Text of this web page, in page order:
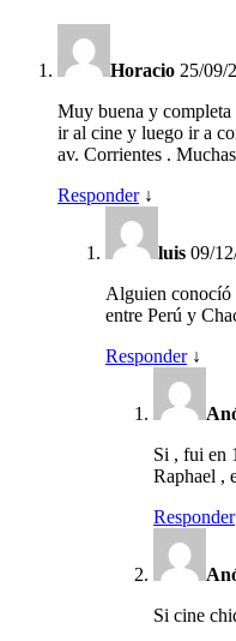
Horacio 25/09/
Muy buena y
ir al cine y luego ir a
av. Corrientes .
Responder ↓
luis 09/
Alguien conocíó
entre Perú y
Responder ↓
Si , fui en
Raphael ,
Responder
Si cine